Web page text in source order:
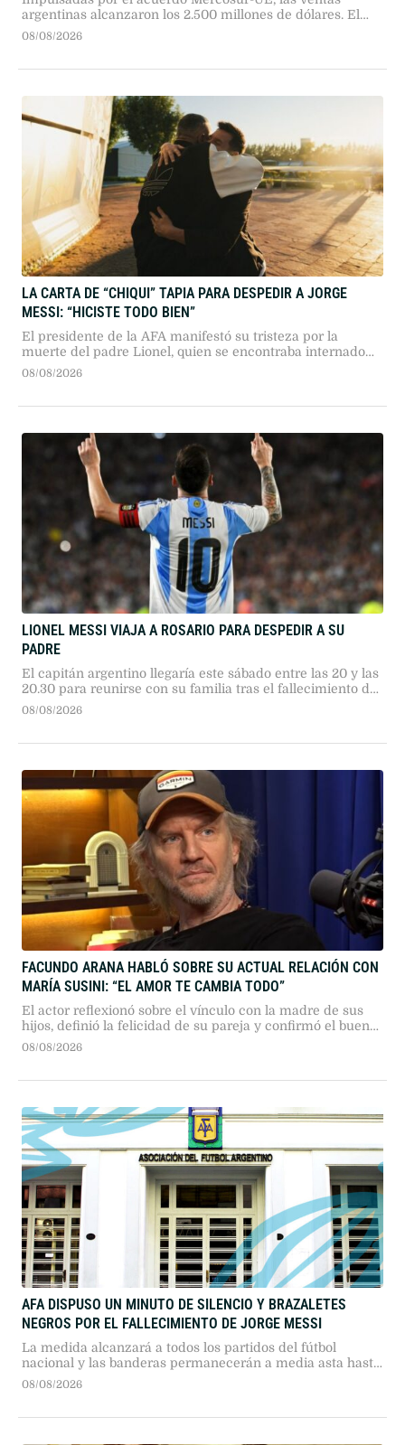
argentinas alcanzaron los 2.500 millones de dólares. El
girasol, el tabaco y las legumbres lideraron los
08/08/2026
LA CARTA DE “CHIQUI” TAPIA PARA DESPEDIR A JORGE
MESSI: “HICISTE TODO BIEN”
El presidente de la AFA manifestó su tristeza por la
muerte del padre Lionel, quien se encontraba internado
en Rosario transitando una larga enfermedad.
08/08/2026
LIONEL MESSI VIAJA A ROSARIO PARA DESPEDIR A SU
PADRE
El capitán argentino llegaría este sábado entre las 20 y las
20.30 para reunirse con su familia tras el fallecimiento de
Jorge Messi.
08/08/2026
FACUNDO ARANA HABLÓ SOBRE SU ACTUAL RELACIÓN CON
MARÍA SUSINI: “EL AMOR TE CAMBIA TODO”
El actor reflexionó sobre el vínculo con la madre de sus
hijos, definió la felicidad de su pareja y confirmó el buen
momento que atraviesan.
08/08/2026
AFA DISPUSO UN MINUTO DE SILENCIO Y BRAZALETES
NEGROS POR EL FALLECIMIENTO DE JORGE MESSI
La medida alcanzará a todos los partidos del fútbol
nacional y las banderas permanecerán a media asta hasta
el viernes 14 de agosto.
08/08/2026